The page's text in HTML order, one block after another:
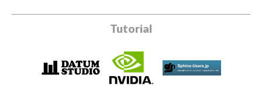
Tutorial